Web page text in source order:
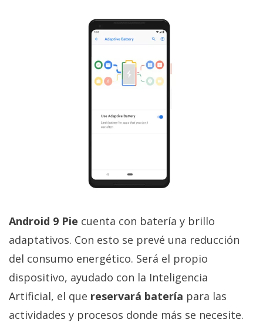
Android 9 Pie cuenta con batería y brillo
adaptativos. Con esto se prevé una reducción
del consumo energético. Será el propio
dispositivo, ayudado con la Inteligencia
Artificial, el que reservará batería para las
actividades y procesos donde más se necesite.